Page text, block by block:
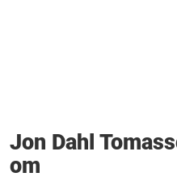
Jon Dahl
om